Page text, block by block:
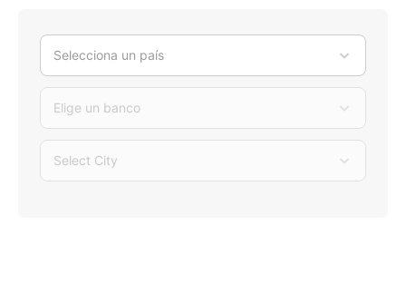
Selecciona un país
Elige un banco
Select City